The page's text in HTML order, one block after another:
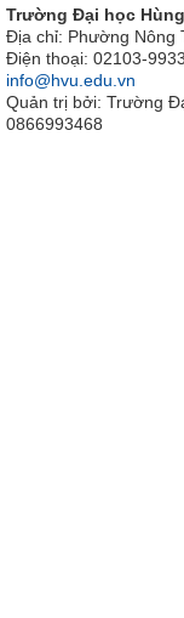
Trường Đại học
Địa chỉ: Phường Nông
Điện thoại: 02103-
info@hvu.edu.vn
Quản trị bởi: Trường
0866993468